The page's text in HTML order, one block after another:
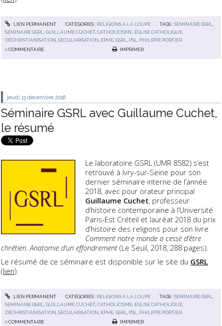
LIEN PERMANENT CATÉGORIES : RELIGIONS À LA LOUPE TAGS :SÉMINAIRE GSRL,
SÉMINAIRE GSRL,GUILLAUME CUCHET,CATHOLICISME, ÉGLISE CATHOLIQUE,
DÉCHRISTIANISATION,SÉCULARISATION, EPHE,GSRL, PSL, PHILIPPE PORTIER
0COMMENTAIRE IMPRIMER
jeudi 13 décembre 2018
Séminaire GSRL avec Guillaume Cuchet,
le résumé
Le laboratoire GSRL (UMR 8582) s’est
retrouvé à Ivry-sur-Seine pour son
dernier séminaire interne de l’année
2018, avec pour orateur principal
Guillaume Cuchet, professeur
d’histoire contemporaine à l’Université
Paris-Est Créteil et lauréat 2018 du prix
d’histoire des religions pour son livre
Comment notre monde a cessé d’être
chrétien. Anatomie d’un effondrement (Le Seuil, 2018, 288 pages).
Le résumé de ce séminaire est disponible sur le site du GSRL
(lien).
LIEN PERMANENT CATÉGORIES : RELIGIONS À LA LOUPE TAGS :SÉMINAIRE GSRL
SÉMINAIRE GSRL
,GUILLAUME CUCHET,CATHOLICISME ÉGLISE CATHOLIQUE
DÉCHRISTIANISATION ,SÉCULARISATION EPHE ,GSRL PSL
PHILIPPE PORTIER
0COMMENTAIRE IMPRIMER